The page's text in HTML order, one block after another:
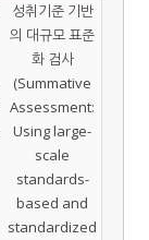
성취기준 기반
의 대규모 표준
화 검사
(Summative
Assessment:
Using large-
scale
standards-
based and
standardized